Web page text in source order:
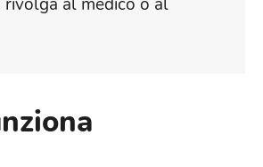
rivolga al medico o al